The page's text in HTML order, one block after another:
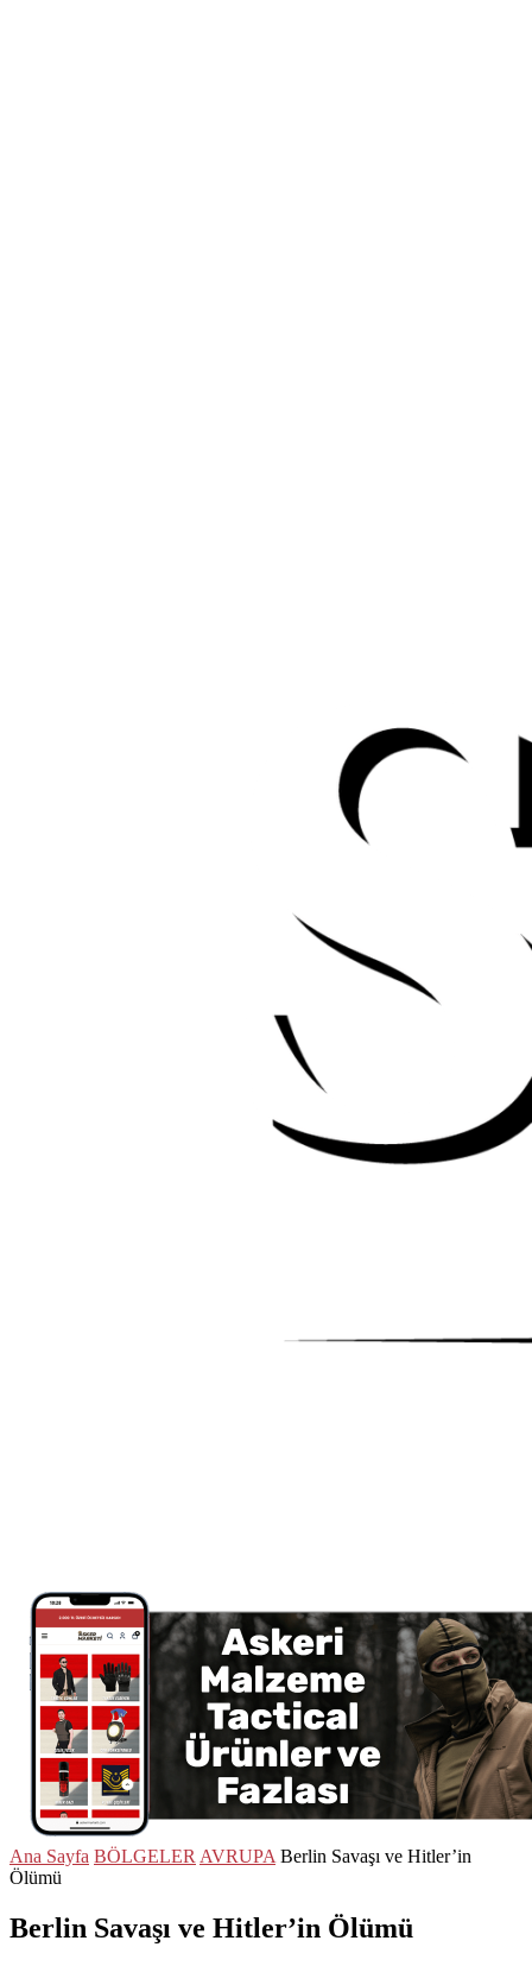
Ana Sayfa BÖLGELER AVRUPA Berlin Savaşı ve Hitler’in
Ölümü
Berlin Savaşı ve Hitler’in Ölümü